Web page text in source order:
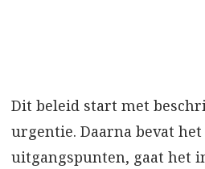
Dit beleid start met
urgentie. Daarna bevat
uitgangspunten, gaat het